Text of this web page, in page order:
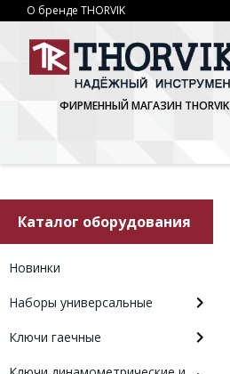
О бренде THORVIK
ФИРМЕННЫЙ МАГАЗИН THORVIK
Каталог оборудования
Новинки
Наборы универсальные
Ключи гаечные